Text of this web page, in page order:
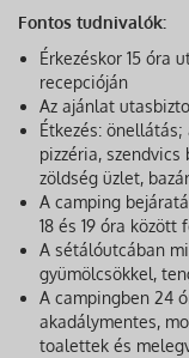
Fontos tudnivalók:
Érkezéskor 15 óra
recepcióján
Az ajánlat
Étkezés:
pizzéria, szendvics
zöldség üzlet,
A camping
18 és 19 óra között
A sétálóutcában
gyümölcsökkel,
A campingben 24
akadálymentes,
toalettek és